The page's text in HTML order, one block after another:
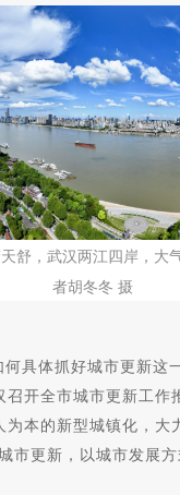
舒，武汉两江四岸，大
者胡冬冬 摄
具体抓好城市更新这
召开全市城市更新工作
为本的新型城镇化，大
市更新，以城市发展